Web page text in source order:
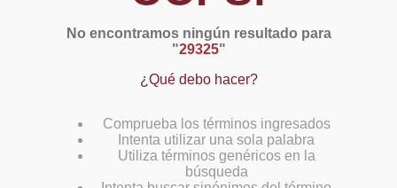
No encontramos ningún resultado para
"29325"
¿Qué debo hacer?
Comprueba los términos ingresados
Intenta utilizar una sola palabra
Utiliza términos genéricos en la
búsqueda